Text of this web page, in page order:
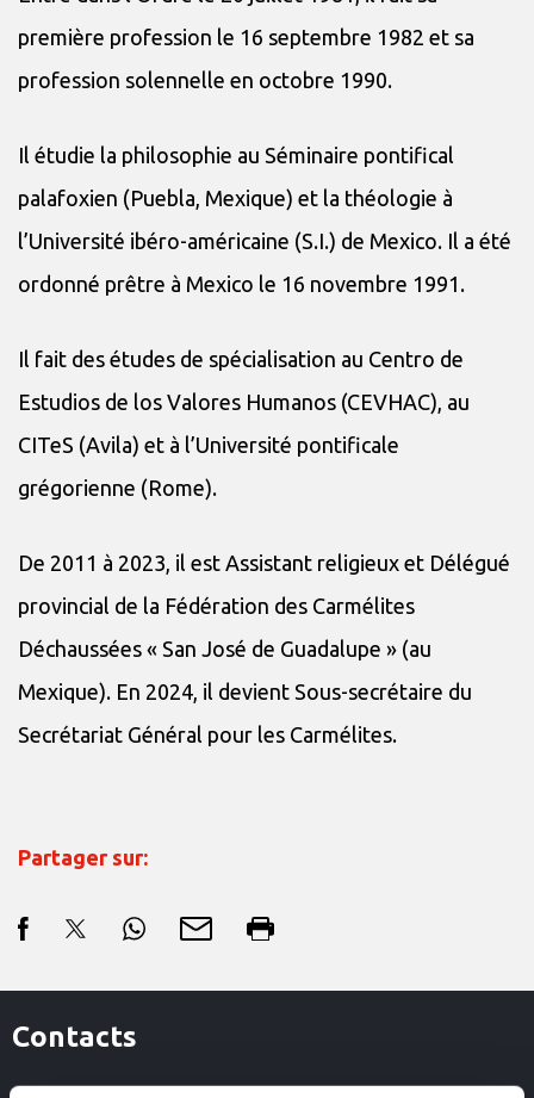
première profession le 16 septembre 1982 et sa
profession solennelle en octobre 1990.
Il étudie la philosophie au Séminaire pontifical
palafoxien (Puebla, Mexique) et la théologie à
l’Université ibéro-américaine (S.I.) de Mexico. Il a été
ordonné prêtre à Mexico le 16 novembre 1991.
Il fait des études de spécialisation au Centro de
Estudios de los Valores Humanos (CEVHAC), au
CITeS (Avila) et à l’Université pontificale
grégorienne (Rome).
De 2011 à 2023, il est Assistant religieux et Délégué
provincial de la Fédération des Carmélites
Déchaussées « San José de Guadalupe » (au
Mexique). En 2024, il devient Sous-secrétaire du
Secrétariat Général pour les Carmélites.
Partager sur:
Contacts